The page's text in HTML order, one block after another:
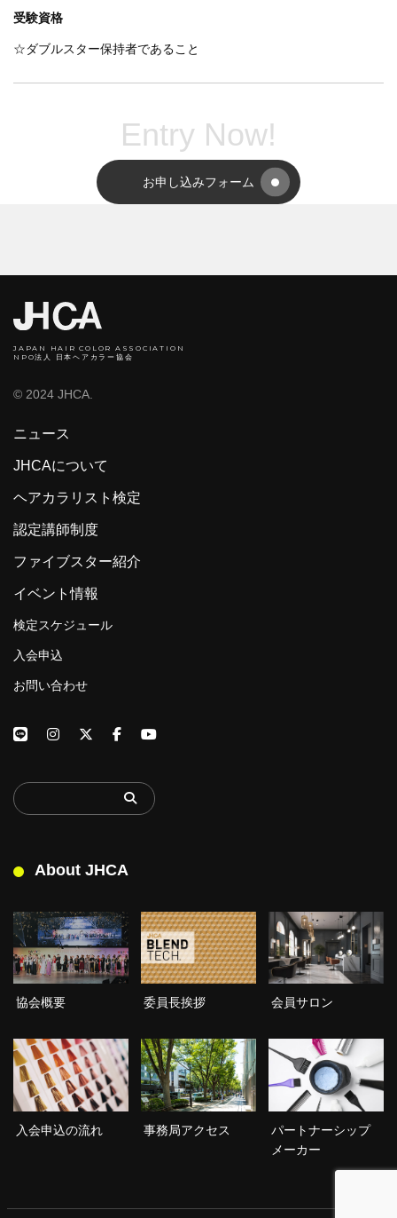
受験資格
☆ダブルスター保持者であること
Entry Now!
お申し込みフォーム
JAPAN HAIR COLOR ASSOCIATION
NPO法人 日本ヘアカラー協会
© 2024 JHCA.
ニュース
JHCAについて
ヘアカラリスト検定
認定講師制度
ファイブスター紹介
イベント情報
検定スケジュール
入会申込
お問い合わせ
About JHCA
協会概要 委員長挨拶 会員サロン
入会申込の流れ 事務局アクセス
パートナーシップ
メーカー